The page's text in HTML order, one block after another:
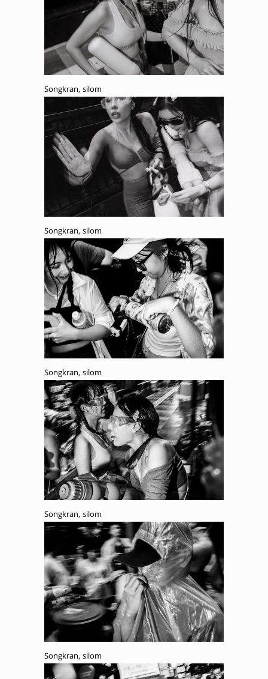
Songkran, silom
Songkran, silom
Songkran, silom
Songkran, silom
Songkran, silom